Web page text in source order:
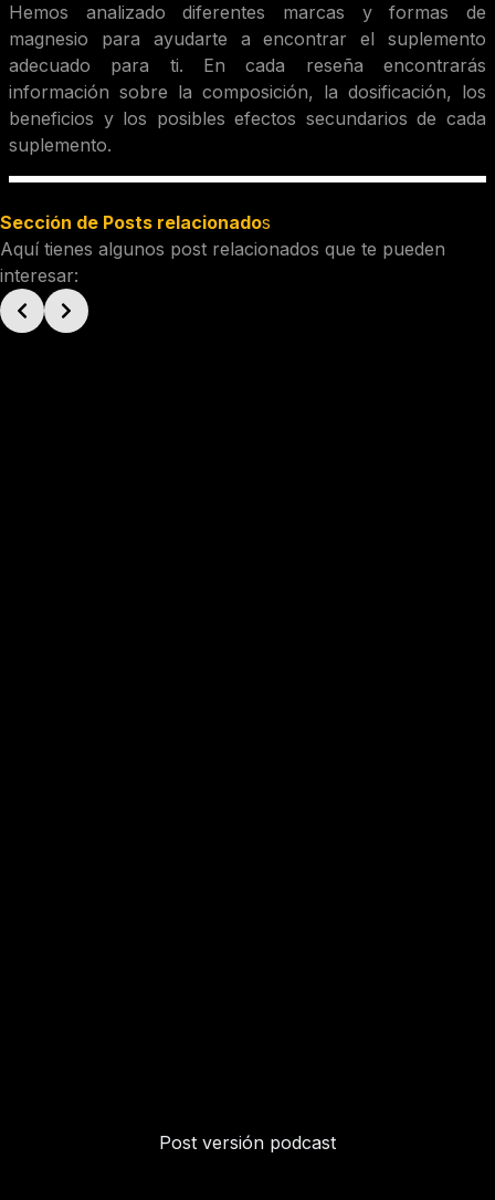
Hemos analizado diferentes marcas y formas de
magnesio para ayudarte a encontrar el suplemento
adecuado para ti. En cada reseña encontrarás
información sobre la composición, la dosificación, los
beneficios y los posibles efectos secundarios de cada
suplemento.
Sección de Posts relacionados
Aquí tienes algunos post relacionados que te pueden
interesar:
Post versión podcast